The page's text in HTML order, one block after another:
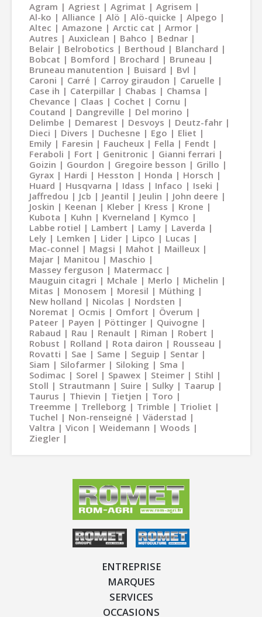
Agram Agriest Agrimat
Agrisem
Al-ko
Alliance Alö Alö-quicke
Alpego
Altec
Amazone Arctic cat
Armor
Autres
Auxiclean Bahco
Bednar
Belair
Belrobotics Berthoud
Blanchard
Bobcat
Bomford Brochard
Bruneau
Bruneau manutention
Buisard
Bvl
Caroni
Carré Carroy giraudon
Caruelle
Case ih
Caterpillar Chabas
Chamsa
Chevance
Claas Cochet
Cornu
Coutand
Dangreville
Del morino
Delimbe
Demarest Desvoys
Deutz-fahr
Dieci
Divers Duchesne Ego
Eliet
Emily
Faresin Faucheux Fella
Fendt
Feraboli
Fort Genitronic
Gianni ferrari
Goizin
Gourdon Gregoire besson
Grillo
Gyrax
Hardi Hesston Honda
Horsch
Huard
Husqvarna Idass Infaco
Iseki
Jaffredou
Jcb Jeantil Jeulin
John deere
Joskin
Keenan Kleber Kress
Krone
Kubota
Kuhn Kverneland
Kymco
Labbe rotiel
Lambert Lamy
Laverda
Lely
Lemken Lider Lipco
Lucas
Mac-connel
Magsi Mahot
Mailleux
Majar
Manitou
Maschio
Massey ferguson
Matermacc
Mauguin citagri
Mchale Merlo
Michelin
Mitas
Monosem Moresil
Müthing
New holland
Nicolas
Nordsten
Noremat
Ocmis Omfort
Överum
Pateer
Payen Pöttinger
Quivogne
Rabaud
Rau Renault Riman
Robert
Robust
Rolland Rota dairon
Rousseau
Rovatti
Sae Same Seguip
Sentar
Siam
Silofarmer Siloking
Sma
Sodimac
Sorel Spawex Steimer
Stihl
Stoll
Strautmann Suire Sulky
Taarup
Taurus
Thievin Tietjen
Toro
Treemme
Trelleborg Trimble
Trioliet
Tuchel
Non-renseigné
Väderstad
Valtra
Vicon Weidemann
Woods
Ziegler
ENTREPRISE
MARQUES
SERVICES
OCCASIONS